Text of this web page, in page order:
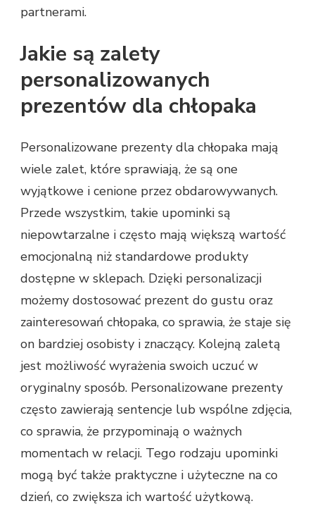
partnerami.
Jakie są zalety
personalizowanych
prezentów dla chłopaka
Personalizowane prezenty dla chłopaka mają
wiele zalet, które sprawiają, że są one
wyjątkowe i cenione przez obdarowywanych.
Przede wszystkim, takie upominki są
niepowtarzalne i często mają większą wartość
emocjonalną niż standardowe produkty
dostępne w sklepach. Dzięki personalizacji
możemy dostosować prezent do gustu oraz
zainteresowań chłopaka, co sprawia, że staje się
on bardziej osobisty i znaczący. Kolejną zaletą
jest możliwość wyrażenia swoich uczuć w
oryginalny sposób. Personalizowane prezenty
często zawierają sentencje lub wspólne zdjęcia,
co sprawia, że przypominają o ważnych
momentach w relacji. Tego rodzaju upominki
mogą być także praktyczne i użyteczne na co
dzień, co zwiększa ich wartość użytkową.